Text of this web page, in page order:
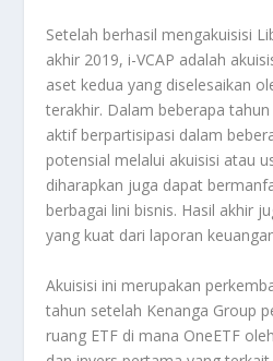
Setelah berhasil mengakuisisi
akhir 2019, i-VCAP adalah
aset kedua yang diselesaikan
terakhir. Dalam beberapa
aktif berpartisipasi dalam
potensial melalui akuisisi atau
diharapkan juga dapat
berbagai lini bisnis. Hasil akhir
yang kuat dari laporan
Akuisisi ini merupakan
tahun setelah Kenanga Group
ruang ETF di mana OneETF